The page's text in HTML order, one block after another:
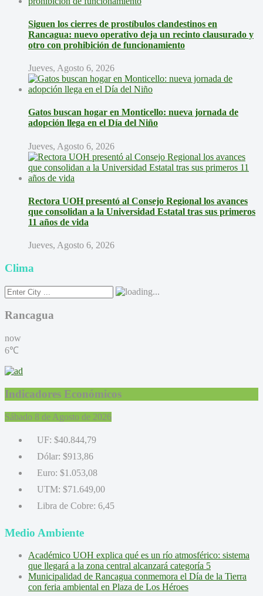
Siguen los cierres de prostíbulos clandestinos en
Rancagua: nuevo operativo deja un recinto clausurado y
otro con prohibición de funcionamiento
Jueves, Agosto 6, 2026
Gatos buscan hogar en Monticello: nueva jornada de
adopción llega en el Día del Niño
Jueves, Agosto 6, 2026
Rectora UOH presentó al Consejo Regional los avances
que consolidan a la Universidad Estatal tras sus primeros
11 años de vida
Jueves, Agosto 6, 2026
Clima
Rancagua
now
6℃
Indicadores Económicos
Sábado 8 de Agosto de 2026
UF: $40.844,79
Dólar: $913,86
Euro: $1.053,08
UTM: $71.649,00
Libra de Cobre: 6,45
Medio Ambiente
Académico UOH explica qué es un río atmosférico: sistema
que llegará a la zona central alcanzará categoría 5
Municipalidad de Rancagua conmemora el Día de la Tierra
con feria ambiental en Plaza de Los Héroes